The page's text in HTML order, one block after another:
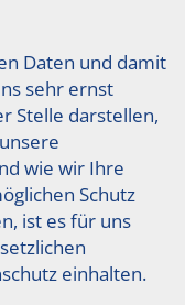
Daten und damit
sehr ernst
Stelle darstellen,
wie wir Ihre
Schutz
ist es für uns
einhalten.